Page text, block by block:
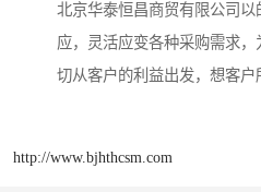
北京华泰恒昌商贸有限公司
应，灵活应变各种采购需求
切从客户的利益出发，想客户
http://www.bjhthcsm.com